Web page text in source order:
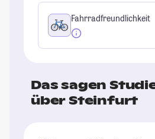
Fahrradfreundlichkeit
Das sagen
über Steinfurt